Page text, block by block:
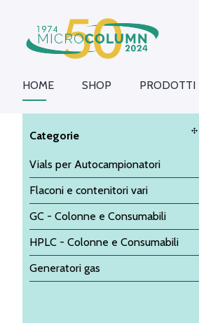
HOME SHOP PRODOTTI
Categorie
Vials per Autocampionatori
Flaconi e contenitori vari
GC - Colonne e Consumabili
HPLC - Colonne e Consumabili
Generatori gas